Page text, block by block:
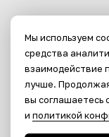
Мы используем
средства
взаимодействие
лучше.
вы соглашаетесь
и политикой